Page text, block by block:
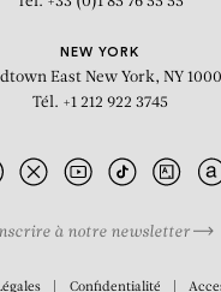
NEW YORK
East New York, NY
Tél. +1 212 922 3745
à notre newsletter
Confidentialité